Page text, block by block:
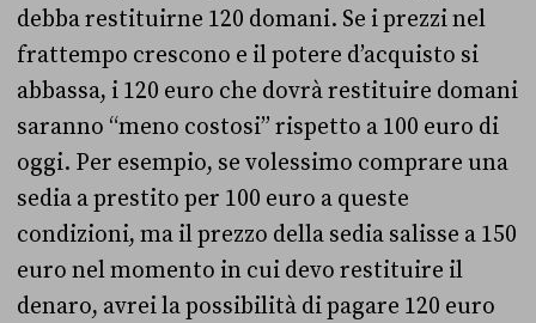
debba restituirne 120 domani. Se i prezzi nel
frattempo crescono e il potere d’acquisto si
abbassa, i 120 euro che dovrà restituire domani
saranno “meno costosi” rispetto a 100 euro di
oggi. Per esempio, se volessimo comprare una
sedia a prestito per 100 euro a queste
condizioni, ma il prezzo della sedia salisse a 150
euro nel momento in cui devo restituire il
denaro, avrei la possibilità di pagare 120 euro